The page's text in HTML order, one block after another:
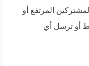
المرتفع أو
أو ترسل أي